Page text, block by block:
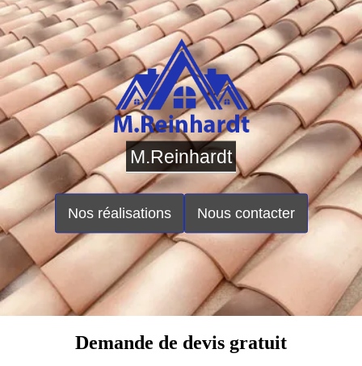
M.Reinhardt
Nos réalisations Nous contacter
Demande de devis gratuit